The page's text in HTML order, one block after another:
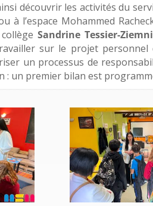
découvrir les activités du
à l’espace Mohammed
Sandrine Tessier-
sur le projet
un processus de
: un premier bilan est